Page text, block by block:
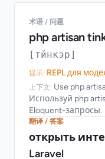
术语 / 问题
php artisan
[ти́нкэр]
提示: REPL для
上下文: Use php
Используй php
Eloquent-запросы.
翻译 / 答案
открыть
Laravel